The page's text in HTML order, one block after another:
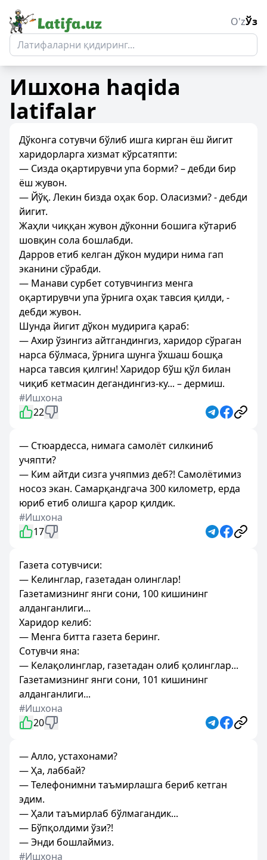
O'zЎз
Ишхона haqida
latifalar
Дўконга сотувчи бўлиб ишга кирган ёш йигит
харидорларга хизмат кўрсатяпти:
— Сизда оқартирувчи упа борми? – дебди бир
ёш жувон.
— Йўқ. Лекин бизда оҳак бор. Оласизми? - дебди
йигит.
Жаҳли чиққан жувон дўконни бошига кўтариб
шовқин сола бошлабди.
Дарров етиб келган дўкон мудири нима гап
эканини сўрабди.
— Манави сурбет сотувчингиз менга
оқартирувчи упа ўрнига оҳак тавсия қилди, -
дебди жувон.
Шунда йигит дўкон мудирига қараб:
— Ахир ўзингиз айтгандингиз, харидор сўраган
нарса бўлмаса, ўрнига шунга ўхшаш бошқа
нарса тавсия қилгин! Харидор бўш қўл билан
чиқиб кетмасин дегандингиз-ку... – дермиш.
#Ишхона
22
— Стюардесса, нимага самолёт силкиниб
учяпти?
— Ким айтди сизга учяпмиз деб?! Самолётимиз
носоз экан. Самарқандгача 300 километр, ерда
юриб етиб олишга қарор қилдик.
#Ишхона
17
Газета сотувчиси:
— Келинглар, газетадан олинглар!
Газетамизнинг янги сони, 100 кишининг
алданганлиги...
Харидор келиб:
— Менга битта газета беринг.
Сотувчи яна:
— Келақолинглар, газетадан олиб қолинглар...
Газетамизнинг янги сони, 101 кишининг
алданганлиги...
#Ишхона
20
— Алло, устахонами?
— Ҳа, лаббай?
— Телефонимни таъмирлашга бериб кетган
эдим.
— Ҳали таъмирлаб бўлмагандик...
— Бўпқолдими ўзи?!
— Энди бошлаймиз.
#Ишхона